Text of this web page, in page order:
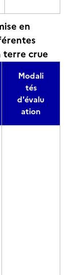
en
terre crue
Modali
tés
d'évalu
ation